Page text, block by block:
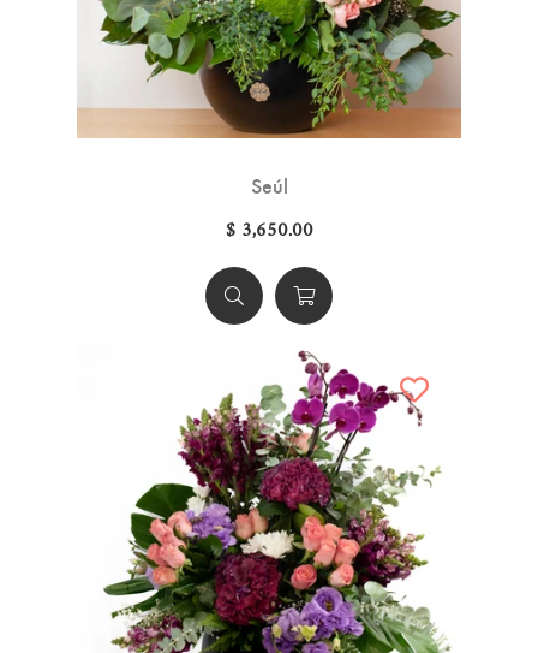
Seúl
$ 3,650.00